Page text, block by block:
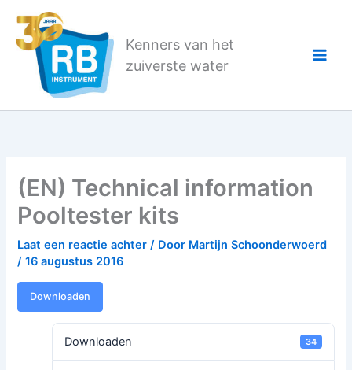
naar
Kenners van het
zuiverste water
(EN) Technical information
Pooltester kits
Laat een reactie achter / Door Martijn Schoonderwoerd
/16 augustus 2016
Downloaden
Downloaden 34